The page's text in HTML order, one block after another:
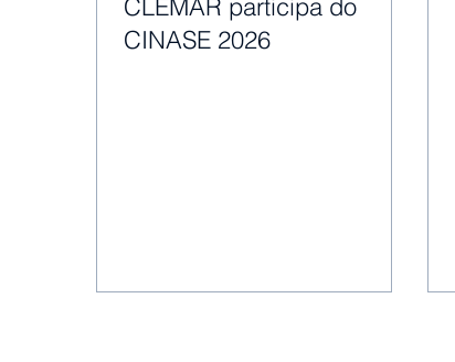
CLEMAR participa do
CINASE 2026